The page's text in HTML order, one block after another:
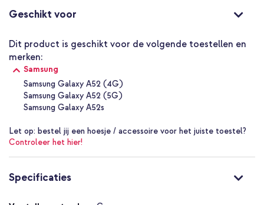
Alle knoppen en poorten blijven eenvoudig bereikbaar voor
directe bediening
Inclusief 1 jaar garantie
Wanneer de imoshion Shockproof
Case perfect is voor jou
Dit hoesje is perfect voor wie het toestel zichtbaar wil houden en
betere grip, voelt licht aan en voorkomt paniek na een
Geschikt voor
Dit product is geschikt voor de volgende toestellen en
merken:
Samsung
Samsung Galaxy A52 (4G)
Samsung Galaxy A52 (5G)
Samsung Galaxy A52s
Let op: bestel jij een hoesje / accessoire voor het juiste toestel?
Controleer het hier!
Specificaties